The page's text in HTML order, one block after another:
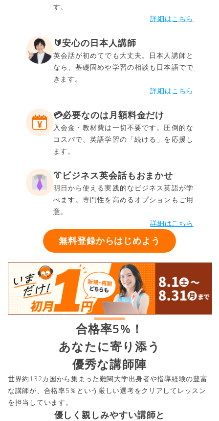
す。
詳細はこちら
🔰安心の日本人講師
英会話が初めてでも大丈夫。日本人講師と
なら、基礎固めや学習の相談も日本語でで
きます。
詳細はこちら
💳️必要なのは月額料金だけ
入会金・教材費は一切不要です。圧倒的な
コスパで、英語学習の「続ける」を応援し
ます。
👔ビジネス英会話もおまかせ
明日から使える実践的なビジネス英語が学
べます。専門性を高めるオプションもご用
意。
詳細はこちら
無料登録からはじめよう
合格率5%！
あなたに寄り添う
優秀な講師陣
世界約132カ国から集まった難関大学出身者や指導経験の豊富
な講師が、合格率5％という厳しい選考をクリアしてレッスン
を担当しています。
優しく親しみやすい講師と